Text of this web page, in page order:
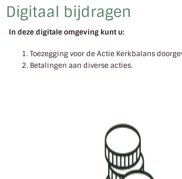
Digitaal bijdragen
In deze digitale omgeving kunt u:
Toezegging voor de Actie Kerkbalans
Betalingen aan diverse acties.